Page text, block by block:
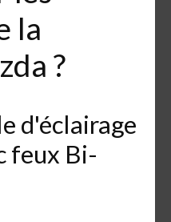
la
?
d'éclairage
feux Bi-